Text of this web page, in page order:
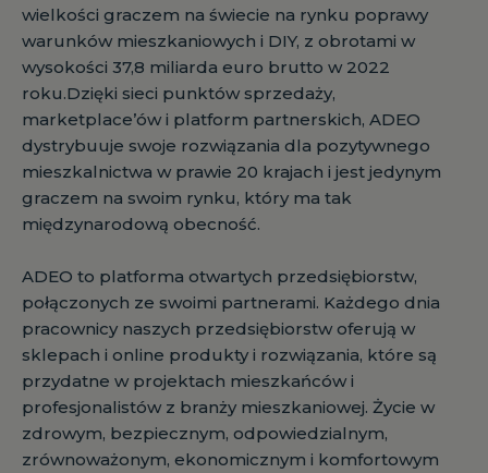
wielkości graczem na świecie na rynku poprawy
warunków mieszkaniowych i DIY, z obrotami w
wysokości 37,8 miliarda euro brutto w 2022
roku.Dzięki sieci punktów sprzedaży,
marketplace’ów i platform partnerskich, ADEO
dystrybuuje swoje rozwiązania dla pozytywnego
mieszkalnictwa w prawie 20 krajach i jest jedynym
graczem na swoim rynku, który ma tak
międzynarodową obecność.
ADEO to platforma otwartych przedsiębiorstw,
połączonych ze swoimi partnerami. Każdego dnia
pracownicy naszych przedsiębiorstw oferują w
sklepach i online produkty i rozwiązania, które są
przydatne w projektach mieszkańców i
profesjonalistów z branży mieszkaniowej. Życie w
zdrowym, bezpiecznym, odpowiedzialnym,
zrównoważonym, ekonomicznym i komfortowym